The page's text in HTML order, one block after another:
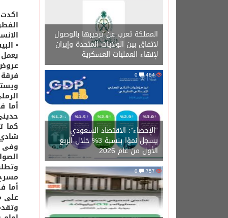
المملكة تعرب عن ترحيبها بالوصول
لاتفاق بين الولايات المتحدة وإيران
لإنهاء العمليات العسكرية
484
“الإحصاء”: الاقتصاد السعودي
يسجل نموًا بنسبة 3% خلال الربع
الأول من عام 2026
757
0
•
أما
كما
وفى
أما
على